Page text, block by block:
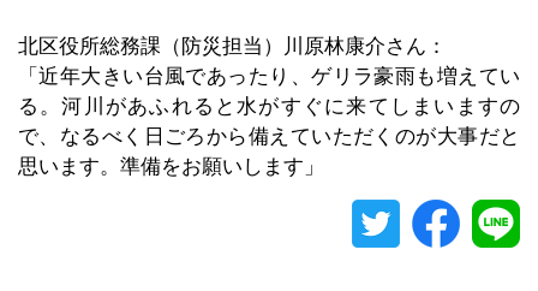
北区役所総務課（防災担当）川原林康介さん：
「近年大きい台風であったり、ゲリラ豪雨も増えてい
る。河川があふれると水がすぐに来てしまいますの
で、なるべく日ごろから備えていただくのが大事だと
思います。準備をお願いします」